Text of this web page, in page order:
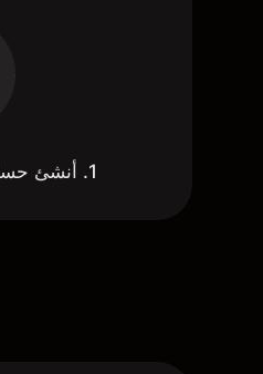
1. أنشئ حسابك (وفقًا لمعايير الأهلية)